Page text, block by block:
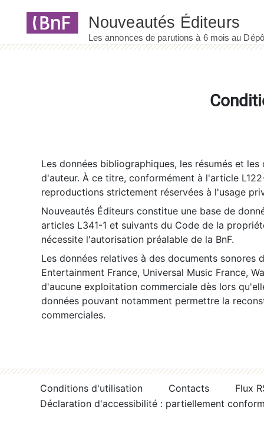
Les données bibliographiques, les résumés et
d'auteur. À ce titre, conformément à l'article
reproductions strictement réservées à l'usage
Nouveautés Éditeurs constitue une base de
articles L341-1 et suivants du Code de la
nécessite l'autorisation préalable de la BnF.
Les données relatives à des documents sonores
Entertainment France, Universal Music France,
d'aucune exploitation commerciale dès lors
données pouvant notamment permettre la
commerciales.
Conditions d'utilisation Contacts
Flux
Déclaration d'accessibilité : partiellement